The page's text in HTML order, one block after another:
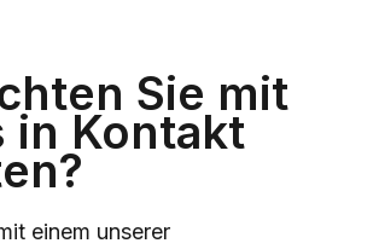
Sie mit
in Kontakt
einem unserer